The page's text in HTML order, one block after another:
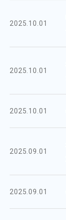
2025.10.01
2025.10.01
2025.10.01
2025.09.01
2025.09.01